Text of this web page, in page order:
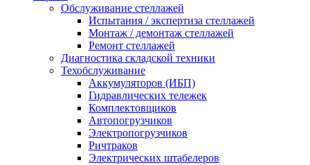
Обслуживание стеллажей
Испытания / экспертиза стеллажей
Монтаж / демонтаж стеллажей
Ремонт стеллажей
Диагностика складской техники
Техобслуживание
Аккумуляторов (ИБП)
Гидравлических тележек
Комплектовщиков
Автопогрузчиков
Электропогрузчиков
Ричтраков
Электрических штабелеров